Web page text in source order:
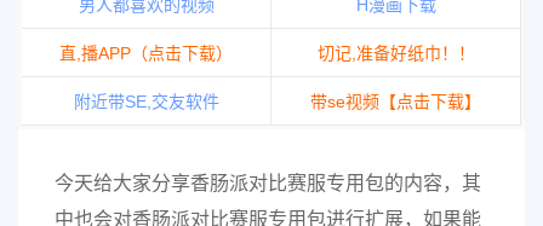
男人都喜欢的视频 H漫画下载
直,播APP（点击下载） 切记,准备好纸巾！！
附近带SE,交友软件 带se视频【点击下载】
今天给大家分享香肠派对比赛服专用包的内容，其
中也会对香肠派对比赛服专用包进行扩展，如果能